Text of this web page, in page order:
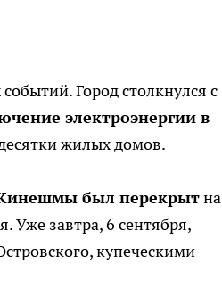
Город столкнулся с
электроэнергии в
жилых домов.
был перекрытна
Уже завтра, 6 сентября,
купеческими